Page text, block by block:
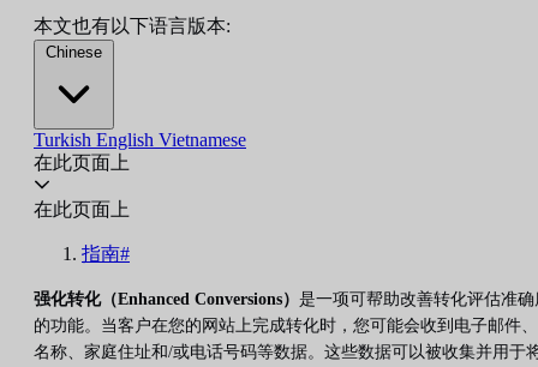
本文也有以下语言版本:
Chinese
Turkish English Vietnamese
在此页面上
在此页面上
指南#
强化转化（Enhanced Conversions） 是一项可帮助改善转化评估准确
的功能。当客户在您的网站上完成转化时，您可能会收到电子邮件、
名称、家庭住址和/或电话号码等数据。这些数据可以被收集并用于